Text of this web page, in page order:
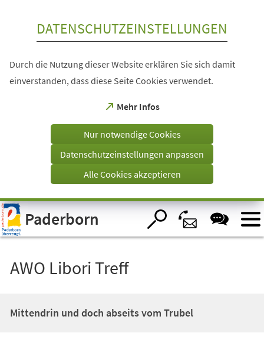
Visuelle
Assistenzsoftware
öffnen.
DATENSCHUTZEINSTELLUNGEN
Durch die Nutzung dieser Website erklären Sie sich damit
einverstanden, dass diese Seite Cookies verwendet.
Mehr Infos
(Öffnet
einem
Tab)
Nur notwendige Cookies
Datenschutzeinstellungen anpassen
Alle Cookies akzeptieren
Paderborn
AWO Libori Treff
Mittendrin und doch abseits vom Trubel